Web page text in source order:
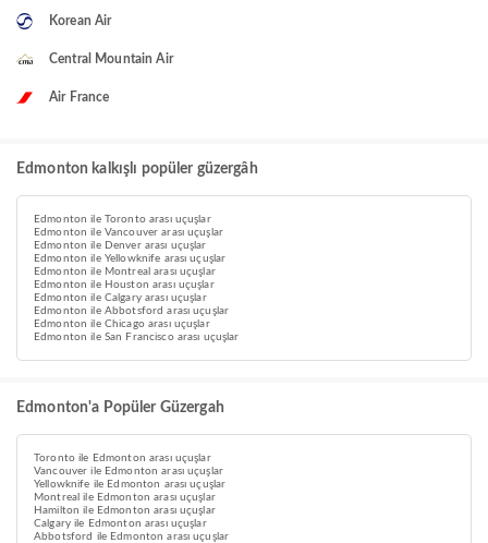
Korean Air
Central Mountain Air
Air France
Edmonton kalkışlı popüler güzergâh
Edmonton ile Toronto arası uçuşlar
Edmonton ile Vancouver arası uçuşlar
Edmonton ile Denver arası uçuşlar
Edmonton ile Yellowknife arası uçuşlar
Edmonton ile Montreal arası uçuşlar
Edmonton ile Houston arası uçuşlar
Edmonton ile Calgary arası uçuşlar
Edmonton ile Abbotsford arası uçuşlar
Edmonton ile Chicago arası uçuşlar
Edmonton ile San Francisco arası uçuşlar
Edmonton'a Popüler Güzergah
Toronto ile Edmonton arası uçuşlar
Vancouver ile Edmonton arası uçuşlar
Yellowknife ile Edmonton arası uçuşlar
Montreal ile Edmonton arası uçuşlar
Hamilton ile Edmonton arası uçuşlar
Calgary ile Edmonton arası uçuşlar
Abbotsford ile Edmonton arası uçuşlar